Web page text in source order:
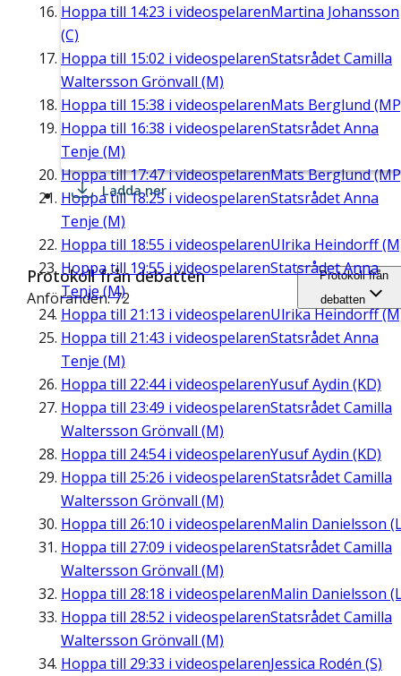
Hoppa till 14:23 i videospelarenMartina Johansson
(C)
Hoppa till 15:02 i videospelarenStatsrådet Camilla
Waltersson Grönvall (M)
Hoppa till 15:38 i videospelarenMats Berglund
Hoppa till 16:38 i videospelarenStatsrådet Anna
Tenje (M)
Hoppa till17:47i videospelarenMats Berglund
Hoppa till18:25 i videospelarenStatsrådet Anna
Tenje (M)
Hoppa till 18:55 i videospelarenUlrika Heindorff
Hoppa till 19:55 i videospelarenStatsrådet Anna
Tenje (M)
Hoppa till 21:13 i videospelarenUlrika Heindorff
Hoppa till 21:43 i videospelarenStatsrådet Anna
Tenje (M)
Hoppa till 22:44i videospelarenYusuf Aydin (KD)
Hoppa till 23:49 i videospelarenStatsrådet Camilla
Waltersson Grönvall (M)
Hoppa till 24:54i videospelarenYusuf Aydin (KD)
Hoppa till 25:26 i videospelarenStatsrådet Camilla
Waltersson Grönvall (M)
Hoppa till 26:10 i videospelarenMalin Danielsson
Hoppa till 27:09 i videospelarenStatsrådet Camilla
Waltersson Grönvall (M)
Hoppa till 28:18 i videospelarenMalin Danielsson
Hoppa till 28:52 i videospelarenStatsrådet Camilla
Waltersson Grönvall (M)
Hoppa till 29:33 i videospelarenJessica Rodén (S)
Ladda ner
Protokoll från debatten
Anföranden: 72
Protokoll från
debatten